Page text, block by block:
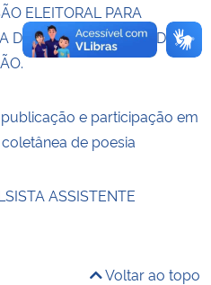
ELEITORAL PARA
DO DEPARTAMENTO DE
e participação em
de poesia
ASSISTENTE
Voltar ao topo